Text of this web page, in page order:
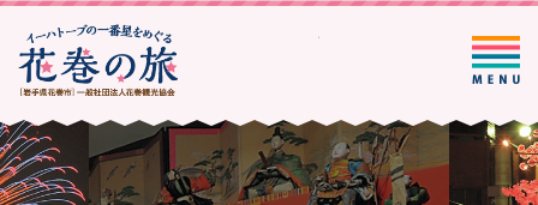
一般社団法人花巻観光協